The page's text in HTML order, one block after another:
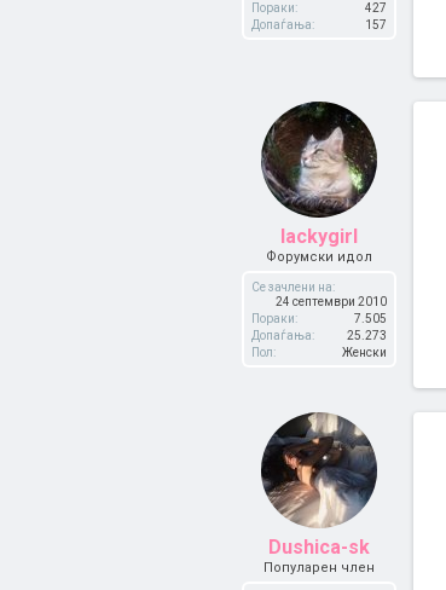
Пораки:
427
Допаѓања:
157
lackygirl
Форумски идол
Се зачлени на:
24 септември 2010
Пораки:
7.505
Допаѓања:
25.273
Пол:
Женски
Dushica-sk
Популарен член